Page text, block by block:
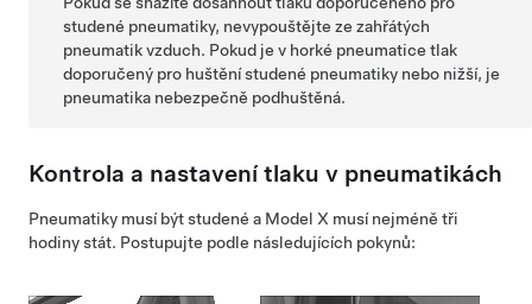
studené pneumatiky, nevypouštějte ze zahřátých
pneumatik vzduch. Pokud je v horké pneumatice tlak
doporučený pro huštění studené pneumatiky nebo nižší, je
pneumatika nebezpečně podhuštěná.
Kontrola a nastavení tlaku v pneumatikách
Pneumatiky musí být studené a Model X musí nejméně tři
hodiny stát. Postupujte podle následujících pokynů: